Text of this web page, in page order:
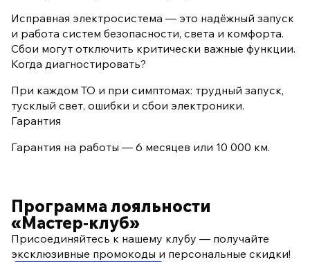
Исправная электросистема — это надёжный запуск
и работа систем безопасности, света и комфорта.
Сбои могут отключить критически важные функции.
Когда диагностировать?
При каждом ТО и при симптомах: трудный запуск,
тусклый свет, ошибки и сбои электроники.
Гарантия
Гарантия на работы — 6 месяцев или 10 000 км.
Программа лояльности
«Мастер‑клуб»
Присоединяйтесь к нашему клубу — получайте
эксклюзивные промокоды и персональные скидки!